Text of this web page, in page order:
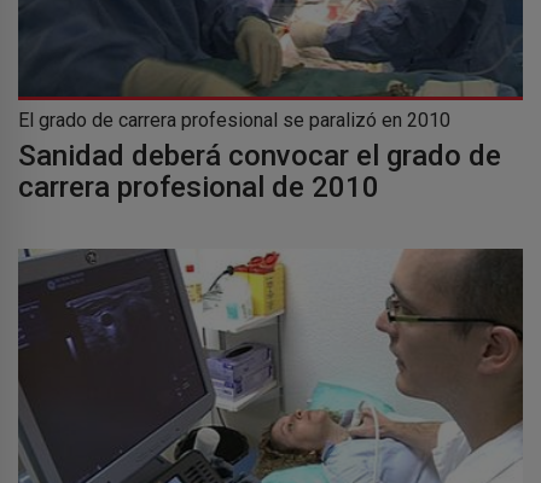
El grado de carrera profesional se paralizó en 2010
Sanidad deberá convocar el grado de
carrera profesional de 2010